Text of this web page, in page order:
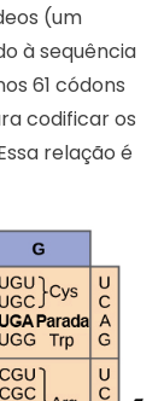
(um
à sequência
61 códons
codificar os
relação é